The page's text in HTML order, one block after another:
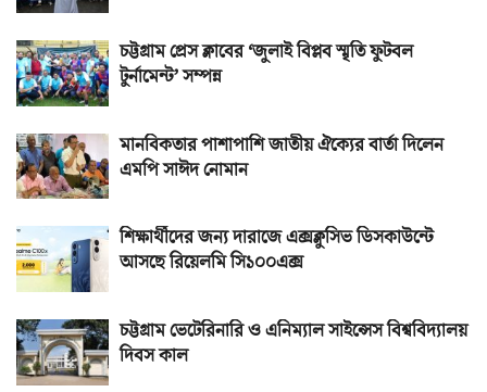
চট্টগ্রাম প্রেস ক্লাবের ‘জুলাই বিপ্লব স্মৃতি ফুটবল
টুর্নামেন্ট’ সম্পন্ন
মানবিকতার পাশাপাশি জাতীয় ঐক্যের বার্তা দিলেন
এমপি সাঈদ নোমান
শিক্ষার্থীদের জন্য দারাজে এক্সক্লুসিভ ডিসকাউন্টে
আসছে রিয়েলমি সি১০০এক্স
চট্টগ্রাম ভেটেরিনারি ও এনিম্যাল সাইন্সেস বিশ্ববিদ্যালয়
দিবস কাল